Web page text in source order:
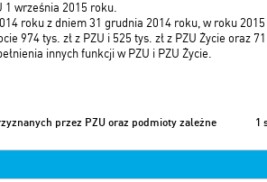
1 września 2015 roku.
roku z dniem 31 grudnia 2014 roku, w roku
974 tys. zł z PZU i 525 tys. zł z PZU Życie oraz
innych funkcji w PZU i PZU Życie.
przez PZU oraz podmioty zależne
1